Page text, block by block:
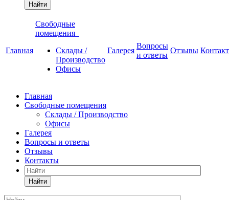
Найти
Главная
Свободные
помещения
Склады /
Производство
Офисы
Галерея
Вопросы
и ответы
Отзывы
Главная
Свободные помещения
Склады / Производство
Офисы
Галерея
Вопросы и ответы
Отзывы
Контакты
Найти